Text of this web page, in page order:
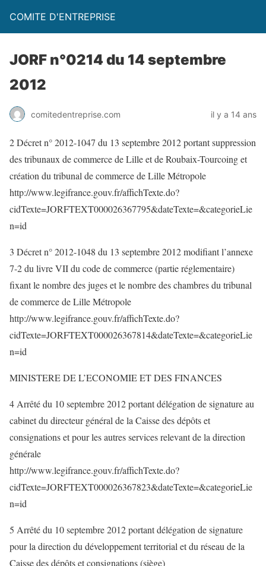
COMITE D'ENTREPRISE
JORF n°0214 du 14 septembre
2012
comitedentreprise.com il y a 14 ans
2 Décret n° 2012-1047 du 13 septembre 2012 portant suppression
des tribunaux de commerce de Lille et de Roubaix-Tourcoing et
création du tribunal de commerce de Lille Métropole
http://www.legifrance.gouv.fr/affichTexte.do?
cidTexte=JORFTEXT000026367795&dateTexte=&categorieLie
n=id
3 Décret n° 2012-1048 du 13 septembre 2012 modifiant l’annexe
7-2 du livre VII du code de commerce (partie réglementaire)
fixant le nombre des juges et le nombre des chambres du tribunal
de commerce de Lille Métropole
http://www.legifrance.gouv.fr/affichTexte.do?
cidTexte=JORFTEXT000026367814&dateTexte=&categorieLie
n=id
MINISTERE DE L’ECONOMIE ET DES FINANCES
4 Arrêté du 10 septembre 2012 portant délégation de signature au
cabinet du directeur général de la Caisse des dépôts et
consignations et pour les autres services relevant de la direction
générale
http://www.legifrance.gouv.fr/affichTexte.do?
cidTexte=JORFTEXT000026367823&dateTexte=&categorieLie
n=id
5 Arrêté du 10 septembre 2012 portant délégation de signature
pour la direction du développement territorial et du réseau de la
Caisse des dépôts et consignations (siège)